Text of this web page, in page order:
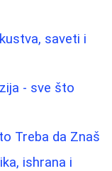
saveti i
- sve što
Treba da Znaš
ishrana i